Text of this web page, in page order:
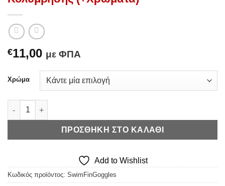
€11,00 με ΦΠΑ
Χρώμα
SwimFin Anti-Fog Goggles - Γυαλάκια Κολύμβησης
ΠΡΟΣΘΉΚΗ ΣΤΟ ΚΑΛΆΘΙ
Add to Wishlist
Κωδικός προϊόντος: SwimFinGoggles